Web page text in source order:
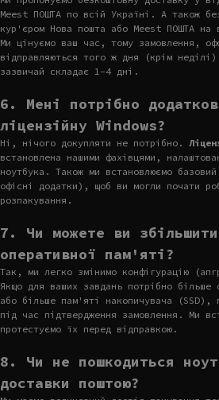
Meest ПОШТА по всій Україні. А також
кур'єром Нова пошта або Meest ПОШТА на
Ми цінуємо ваш час, тому замовлення,
відправляються того ж дня (крім
зазвичай складає 1-4 дні.
6. Мені потрібно
ліцензійну Windows?
Ні, нічого докупляти не потрібно.
встановлена нашими фахівцями,
ноутбука. Також ми встановлюємо
офісні додатки), щоб ви могли почати
розпакування.
7. Чи можете ви
оперативної пам'яті?
Так, ми легко змінимо конфігурацію
Якщо для ваших завдань потрібно більше
або більше пам'яті накопичувача (SSD),
під час підтвердження замовлення. Ми
протестуємо їх перед відправкою.
8. Чи не пошкодиться
доставки поштою?